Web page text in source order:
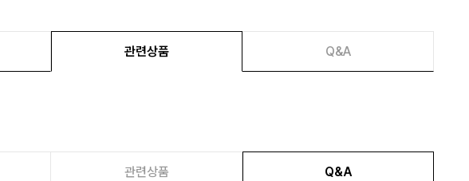
관련상품 Q&A
관련상품 Q&A